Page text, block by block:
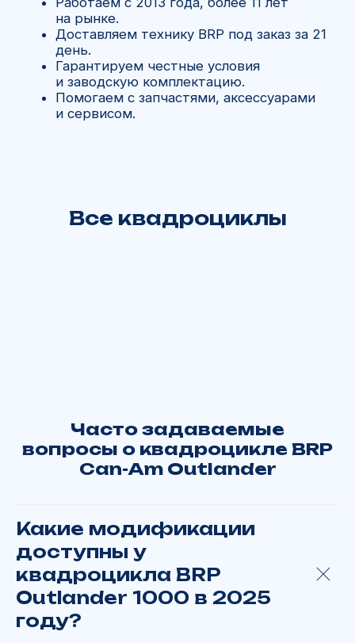
Все квадроциклы
Какие модификации
доступны у
квадроцикла BRP
Outlander 1000 в 2025
году?